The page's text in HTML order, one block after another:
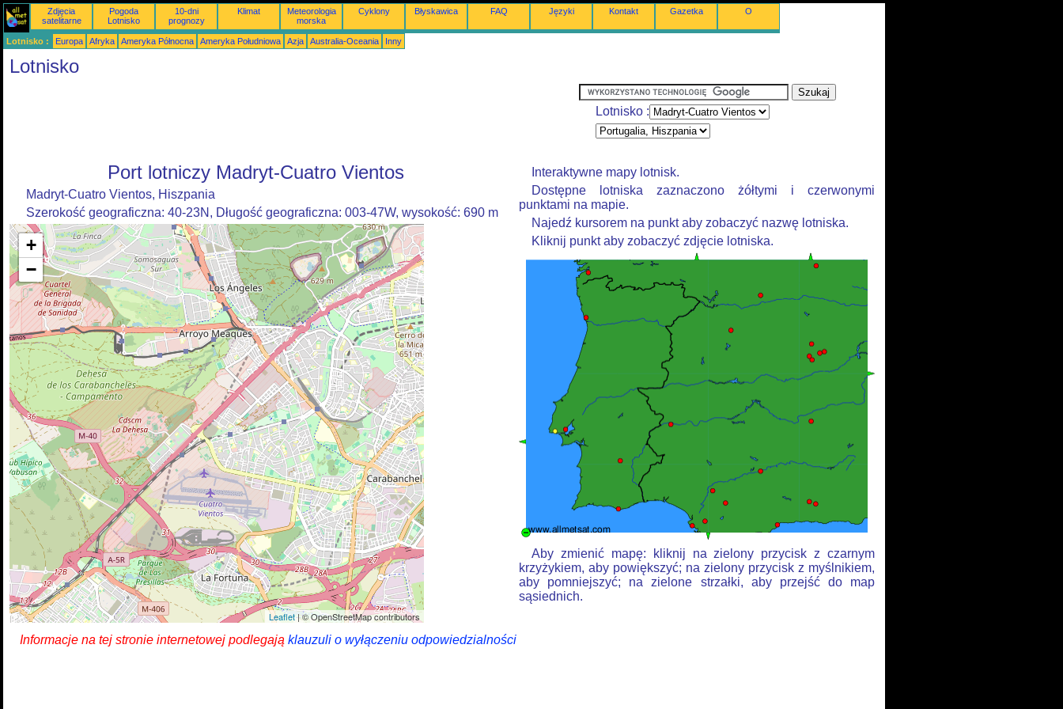
Zdjęcia
satelitarne
Pogoda
Lotnisko
10-dni
prognozy
Klimat
Meteorologia
morska
Cyklony Błyskawica FAQ Języki Kontakt Gazetka O
Lotnisko : Europa Afryka Ameryka Północna Ameryka Południowa Azja Australia-Oceania Inny
Lotnisko
Lotnisko :
Port lotniczy Madryt-Cuatro Vientos
Madryt-Cuatro Vientos, Hiszpania
Szerokość geograficzna: 40-23N, Długość geograficzna: 003-47W, wysokość: 690 m
+
−
Leaflet| © OpenStreetMap contributors
Interaktywne mapy lotnisk.
Dostępne lotniska zaznaczono żółtymi i czerwonymi
punktami na mapie.
Najedź kursorem na punkt aby zobaczyć nazwę lotniska.
Kliknij punkt aby zobaczyć zdjęcie lotniska.
Aby zmienić mapę: kliknij na zielony przycisk z czarnym
krzyżykiem, aby powiększyć; na zielony przycisk z myślnikiem,
aby pomniejszyć; na zielone strzałki, aby przejść do map
sąsiednich.
Informacje na tej stronie internetowej podlegają klauzuli o wyłączeniu odpowiedzialności